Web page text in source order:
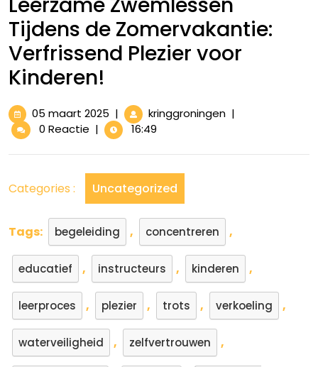
Tijdens de Zomervakantie:
Verfrissend Plezier voor
Kinderen!
05 maart 2025 05
maart
2025
| kringgroningenLeerzame
de
voor
Kinderen!
|
0 Reactie | 16:49
Categories : Uncategorized
Tags: begeleiding , concentreren ,
educatief , instructeurs , kinderen ,
leerproces , plezier , trots , verkoeling ,
waterveiligheid , zelfvertrouwen ,